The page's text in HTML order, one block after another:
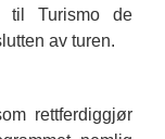
til Turismo de
av turen.
rettferdiggjør